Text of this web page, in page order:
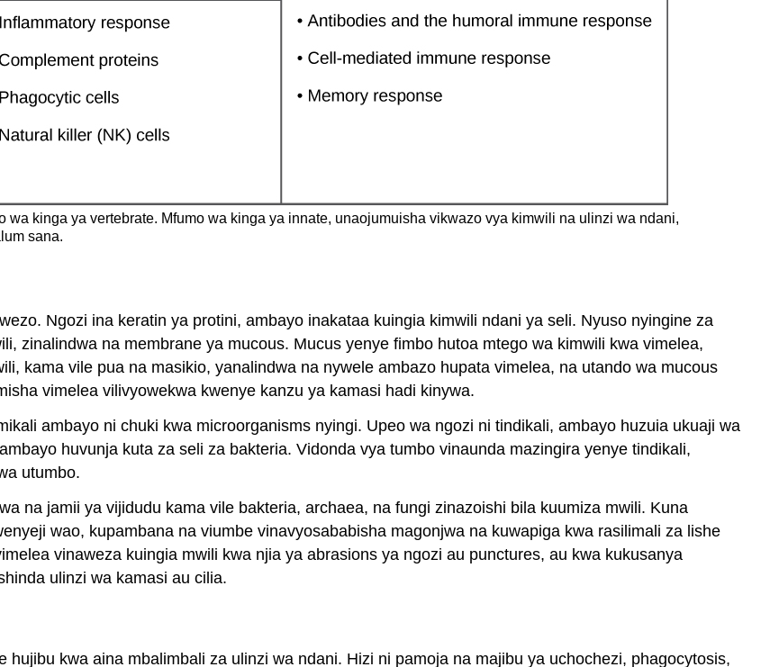
wa kinga ya vertebrate. Mfumo wa kinga ya innate, unaojumuisha vikwazo vya kimwili na ulinzi wa ndani,
sana.
Ngozi ina keratin ya protini, ambayo inakataa kuingia kimwili ndani ya seli. Nyuso nyingine za
zinalindwa na membrane ya mucous. Mucus yenye fimbo hutoa mtego wa kimwili kwa vimelea,
kama vile pua na masikio, yanalindwa na nywele ambazo hupata vimelea, na utando wa mucous
vimelea vilivyowekwa kwenye kanzu ya kamasi hadi kinywa.
ambayo ni chuki kwa microorganisms nyingi. Upeo wa ngozi ni tindikali, ambayo huzuia ukuaji wa
huvunja kuta za seli za bakteria. Vidonda vya tumbo vinaunda mazingira yenye tindikali,
utumbo.
na jamii ya vijidudu kama vile bakteria, archaea, na fungi zinazoishi bila kuumiza mwili. Kuna
wao, kupambana na viumbe vinavyosababisha magonjwa na kuwapiga kwa rasilimali za lishe
vinaweza kuingia mwili kwa njia ya abrasions ya ngozi au punctures, au kwa kukusanya
ulinzi wa kamasi au cilia.
kwa aina mbalimbali za ulinzi wa ndani. Hizi ni pamoja na majibu ya uchochezi, phagocytosis,